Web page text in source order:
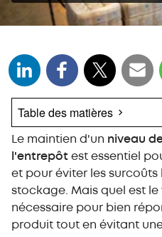
Table des matières
Le stock optimal :
Comment calculer le
Les types de stock :
minimum et stock de
La formule du stock
Le maintien d'un niveau
l'entrepôt est essentiel
et pour éviter les surcoûts
stockage. Mais quel est
nécessaire pour bien
produit tout en évitant